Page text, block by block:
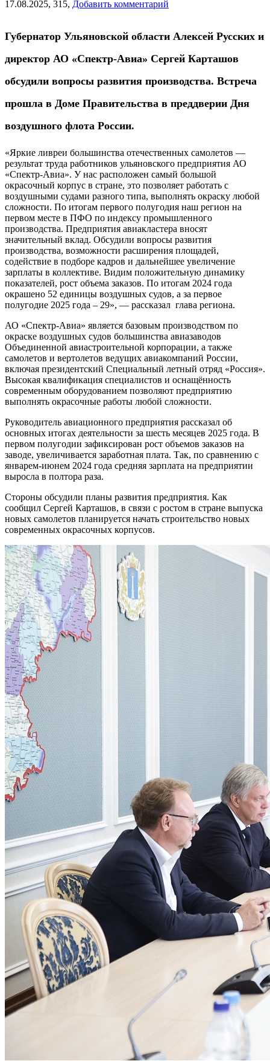
17.08.2025, 315, Добавить комментарий
Губернатор Ульяновской области Алексей Русских и
директор АО «Спектр-Авиа» Сергей Карташов
обсудили вопросы развития производства. Встреча
прошла в Доме Правительства в преддверии Дня
воздушного флота России.
«Яркие ливреи большинства отечественных самолетов —
результат труда работников ульяновского предприятия АО
«Спектр-Авиа». У нас расположен самый большой
окрасочный корпус в стране, это позволяет работать с
воздушными судами разного типа, выполнять окраску любой
сложности. По итогам первого полугодия наш регион на
первом месте в ПФО по индексу промышленного
производства. Предприятия авиакластера вносят
значительный вклад. Обсудили вопросы развития
производства, возможности расширения площадей,
содействие в подборе кадров и дальнейшее увеличение
зарплаты в коллективе. Видим положительную динамику
показателей, рост объема заказов. По итогам 2024 года
окрашено 52 единицы воздушных судов, а за первое
полугодие 2025 года – 29», — рассказал глава региона.
АО «Спектр-Авиа» является базовым производством по
окраске воздушных судов большинства авиазаводов
Объединенной авиастроительной корпорации, а также
самолетов и вертолетов ведущих авиакомпаний России,
включая президентский Специальный летный отряд «Россия».
Высокая квалификация специалистов и оснащённость
современным оборудованием позволяют предприятию
выполнять окрасочные работы любой сложности.
Руководитель авиационного предприятия рассказал об
основных итогах деятельности за шесть месяцев 2025 года. В
первом полугодии зафиксирован рост объемов заказов на
заводе, увеличивается заработная плата. Так, по сравнению с
январем-июнем 2024 года средняя зарплата на предприятии
выросла в полтора раза.
Стороны обсудили планы развития предприятия. Как
сообщил Сергей Карташов, в связи с ростом в стране выпуска
новых самолетов планируется начать строительство новых
современных окрасочных корпусов.